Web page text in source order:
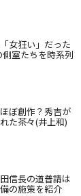
女狂い」だった
室たちを時系列
ぼ創作？秀吉が
た茶々(井上和)
信長の道普請は
の施策を紹介